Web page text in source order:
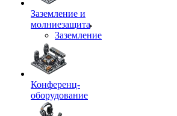
Заземление и
молниезащита
Заземление
Конференц-
оборудование